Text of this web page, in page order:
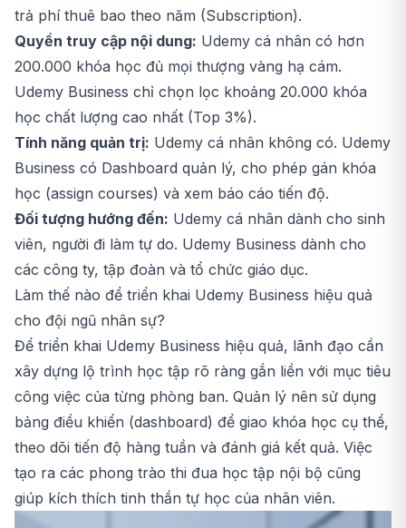
trả phí thuê bao theo năm (Subscription).
Quyền truy cập nội dung: Udemy cá nhân có hơn
200.000 khóa học đủ mọi thượng vàng hạ cám.
Udemy Business chỉ chọn lọc khoảng 20.000 khóa
học chất lượng cao nhất (Top 3%).
Tính năng quản trị: Udemy cá nhân không có. Udemy
Business có Dashboard quản lý, cho phép gán khóa
học (assign courses) và xem báo cáo tiến độ.
Đối tượng hướng đến: Udemy cá nhân dành cho sinh
viên, người đi làm tự do. Udemy Business dành cho
các công ty, tập đoàn và tổ chức giáo dục.
Làm thế nào để triển khai Udemy Business hiệu quả
cho đội ngũ nhân sự?
Để triển khai Udemy Business hiệu quả, lãnh đạo cần
xây dựng lộ trình học tập rõ ràng gắn liền với mục tiêu
công việc của từng phòng ban. Quản lý nên sử dụng
bảng điều khiển (dashboard) để giao khóa học cụ thể,
theo dõi tiến độ hàng tuần và đánh giá kết quả. Việc
tạo ra các phong trào thi đua học tập nội bộ cũng
giúp kích thích tinh thần tự học của nhân viên.